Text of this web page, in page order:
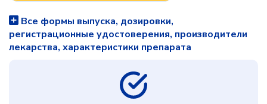
Все формы выпуска, дозировки,
регистрационные удостоверения, производители
лекарства, характеристики препарата